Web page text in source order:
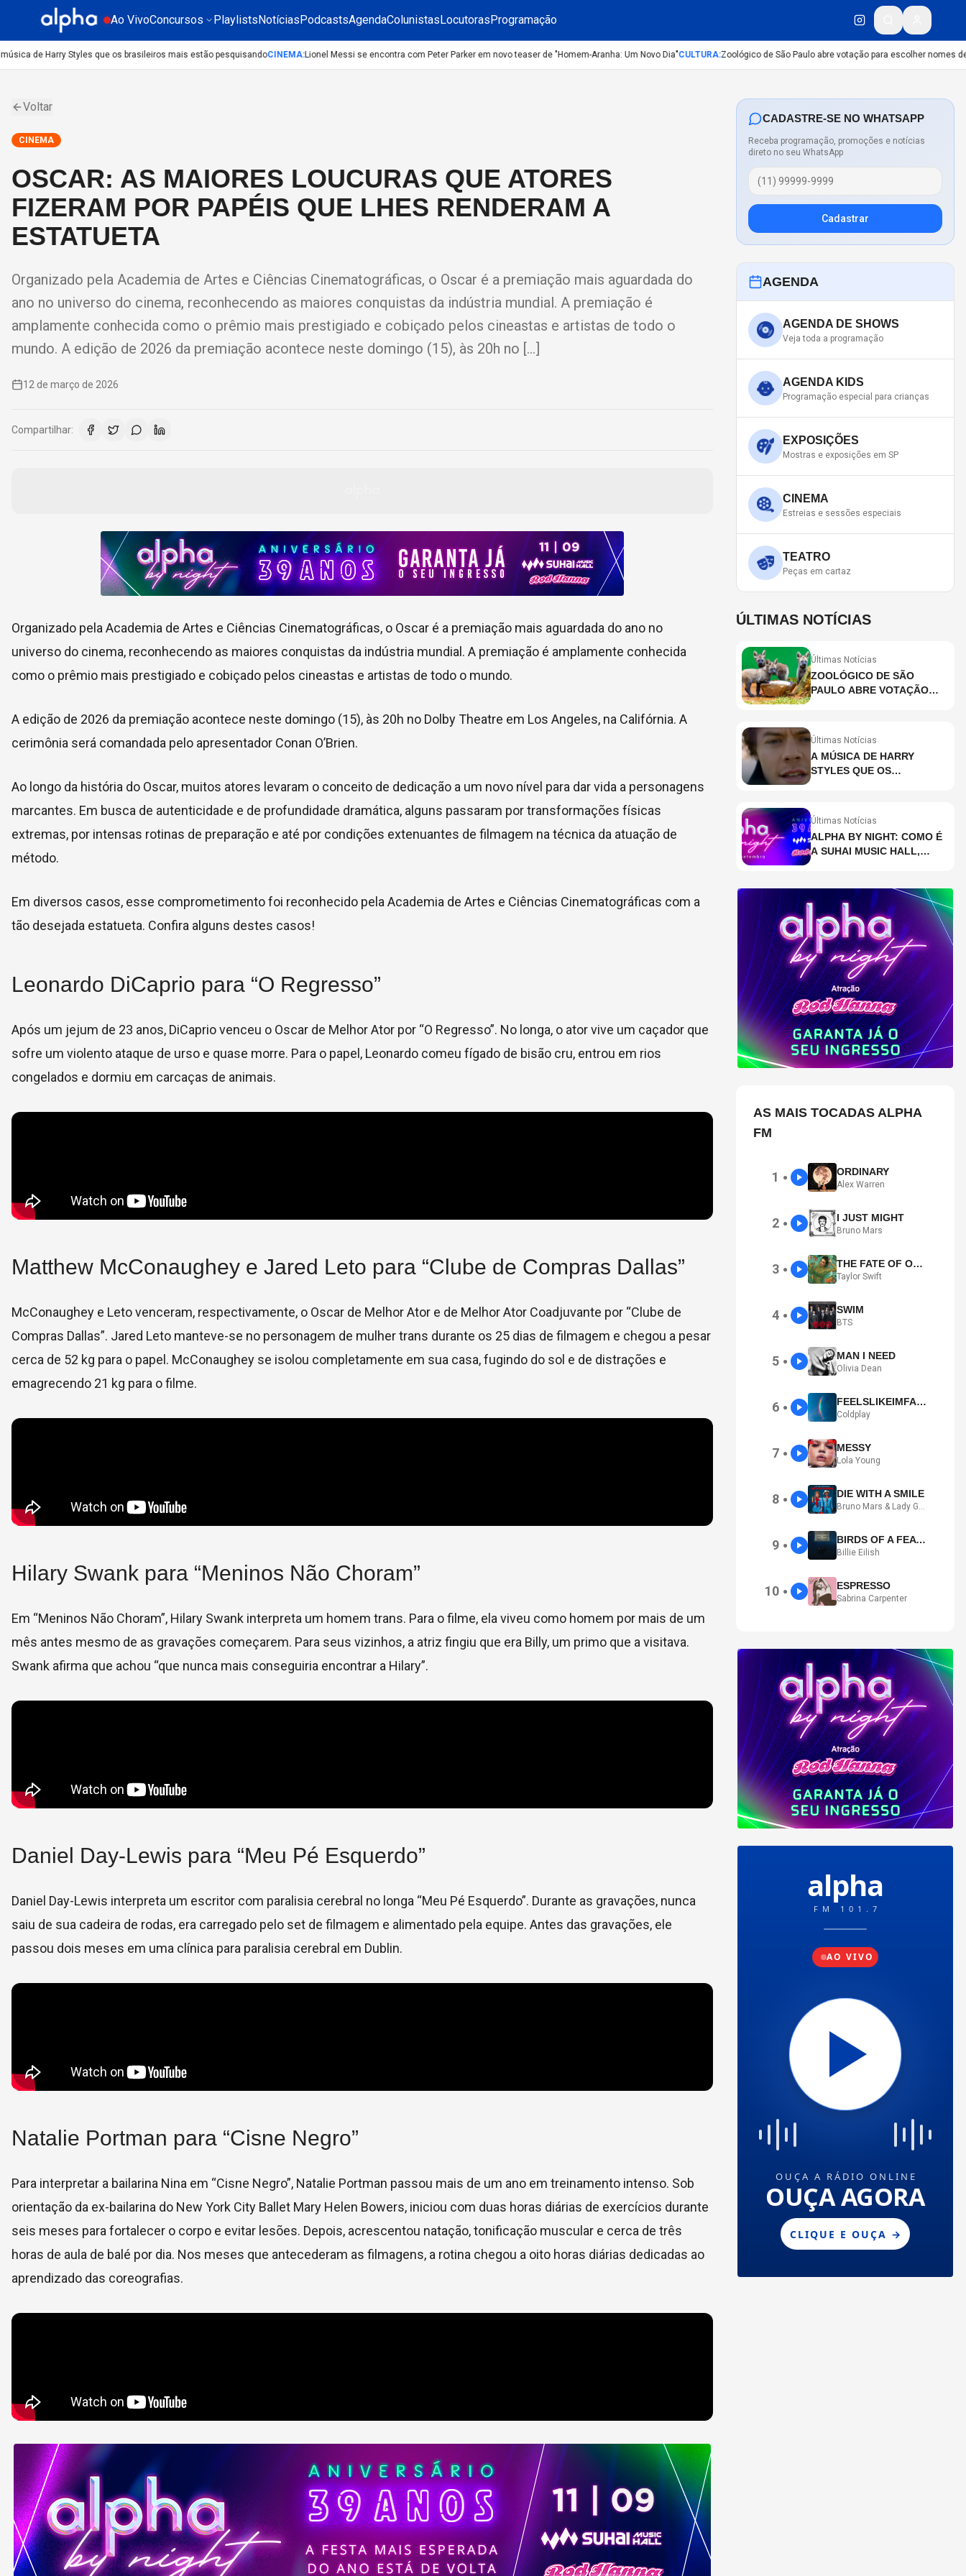
Ao VivoConcursos PlaylistsNotíciasPodcastsAgendaColunistasLocutorasProgramação
de Harry Styles que os brasileiros mais estão pesquisandoCINEMA:Lionel Messi se encontra com Peter Parker em novo teaser de "Homem-Aranha: Um Novo Dia"CULTURA:Zoológico de São Paulo abre votação para escolher nomes de
Voltar
CINEMA
OSCAR: AS MAIORES LOUCURAS QUE ATORES
FIZERAM POR PAPÉIS QUE LHES RENDERAM A
ESTATUETA
Organizado pela Academia de Artes e Ciências Cinematográficas, o Oscar é a premiação mais aguardada do
ano no universo do cinema, reconhecendo as maiores conquistas da indústria mundial. A premiação é
amplamente conhecida como o prêmio mais prestigiado e cobiçado pelos cineastas e artistas de todo o
mundo. A edição de 2026 da premiação acontece neste domingo (15), às 20h no […]
12 de março de 2026
Compartilhar:
Organizado pela Academia de Artes e Ciências Cinematográficas, o Oscar é a premiação mais aguardada do ano no
universo do cinema, reconhecendo as maiores conquistas da indústria mundial. A premiação é amplamente conhecida
como o prêmio mais prestigiado e cobiçado pelos cineastas e artistas de todo o mundo.
A edição de 2026 da premiação acontece neste domingo (15), às 20h no Dolby Theatre em Los Angeles, na Califórnia. A
cerimônia será comandada pelo apresentador Conan O’Brien.
Ao longo da história do Oscar, muitos atores levaram o conceito de dedicação a um novo nível para dar vida a personagens
marcantes. Em busca de autenticidade e de profundidade dramática, alguns passaram por transformações físicas
extremas, por intensas rotinas de preparação e até por condições extenuantes de filmagem na técnica da atuação de
método.
Em diversos casos, esse comprometimento foi reconhecido pela Academia de Artes e Ciências Cinematográficas com a
tão desejada estatueta. Confira alguns destes casos!
Leonardo DiCaprio para “O Regresso”
Após um jejum de 23 anos, DiCaprio venceu o Oscar de Melhor Ator por “O Regresso”. No longa, o ator vive um caçador que
sofre um violento ataque de urso e quase morre. Para o papel, Leonardo comeu fígado de bisão cru, entrou em rios
congelados e dormiu em carcaças de animais.
Matthew McConaughey e Jared Leto para “Clube de Compras Dallas”
McConaughey e Leto venceram, respectivamente, o Oscar de Melhor Ator e de Melhor Ator Coadjuvante por “Clube de
Compras Dallas”. Jared Leto manteve-se no personagem de mulher trans durante os 25 dias de filmagem e chegou a pesar
cerca de 52 kg para o papel. McConaughey se isolou completamente em sua casa, fugindo do sol e de distrações e
emagrecendo 21 kg para o filme.
Hilary Swank para “Meninos Não Choram”
Em “Meninos Não Choram”, Hilary Swank interpreta um homem trans. Para o filme, ela viveu como homem por mais de um
mês antes mesmo de as gravações começarem. Para seus vizinhos, a atriz fingiu que era Billy, um primo que a visitava.
Swank afirma que achou “que nunca mais conseguiria encontrar a Hilary”.
Daniel Day-Lewis para “Meu Pé Esquerdo”
Daniel Day-Lewis interpreta um escritor com paralisia cerebral no longa “Meu Pé Esquerdo”. Durante as gravações, nunca
saiu de sua cadeira de rodas, era carregado pelo set de filmagem e alimentado pela equipe. Antes das gravações, ele
passou dois meses em uma clínica para paralisia cerebral em Dublin.
Natalie Portman para “Cisne Negro”
Para interpretar a bailarina Nina em “Cisne Negro”, Natalie Portman passou mais de um ano em treinamento intenso. Sob
orientação da ex-bailarina do New York City Ballet Mary Helen Bowers, iniciou com duas horas diárias de exercícios durante
seis meses para fortalecer o corpo e evitar lesões. Depois, acrescentou natação, tonificação muscular e cerca de três
horas de aula de balé por dia. Nos meses que antecederam as filmagens, a rotina chegou a oito horas diárias dedicadas ao
aprendizado das coreografias.
CADASTRE-SE NO WHATSAPP
Receba programação, promoções e notícias
direto no seu WhatsApp
Cadastrar
AGENDA
AGENDA DE SHOWS
Veja toda a programação
AGENDA KIDS
Programação especial para crianças
EXPOSIÇÕES
Mostras e exposições em SP
CINEMA
Estreias e sessões especiais
TEATRO
Peças em cartaz
ÚLTIMAS NOTÍCIAS
Últimas Notícias
ZOOLÓGICO DE SÃO
PAULO ABRE VOTAÇÃO
GUARÁ
Últimas Notícias
A MÚSICA DE HARRY
STYLES QUE OS
Últimas Notícias
ALPHA BY NIGHT: COMO É
A SUHAI MUSIC HALL,
AS MAIS TOCADAS ALPHA
FM
1 ● ORDINARY
Alex Warren
2 ● I JUST MIGHT
Bruno Mars
3 ● THE FATE OF OPHELIA
Taylor Swift
4 ● SWIM
BTS
5 ● MAN I NEED
Olivia Dean
6 ● FEELSLIKEIMFALLINGINLOVE
Coldplay
7 ● MESSY
Lola Young
8 ● DIE WITH A SMILE
Bruno Mars & Lady Gaga
9 ● BIRDS OF A FEATHER
Billie Eilish
10 ● ESPRESSO
Sabrina Carpenter